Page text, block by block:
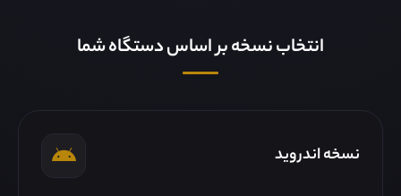
انتخاب نسخه بر اساس دستگاه شما
نسخه اندروید